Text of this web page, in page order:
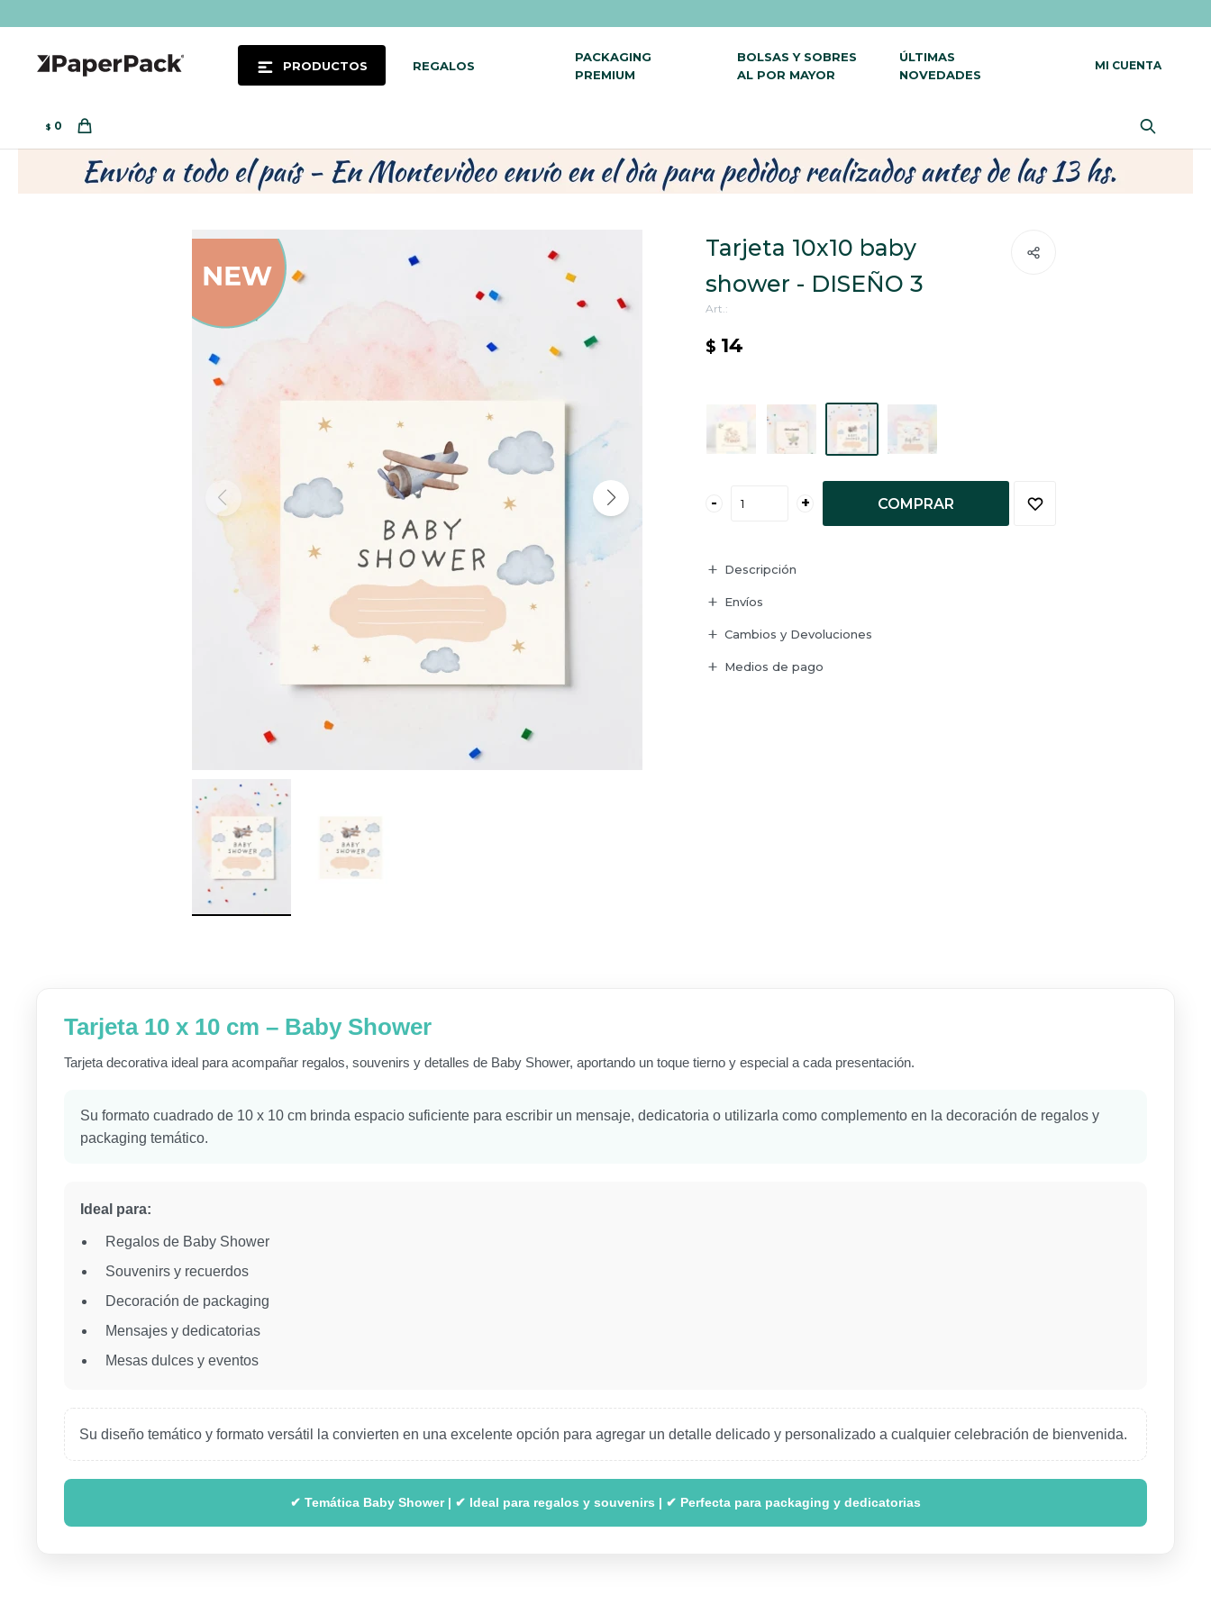
PRODUCTOS REGALOS
PACKAGING
PREMIUM
BOLSAS Y SOBRES
AL POR MAYOR
ÚLTIMAS
NOVEDADES
$ 0
Tarjeta 10x10 baby
shower - DISEÑO 3
$ 14
- + COMPRAR
Descripción
Envíos
Cambios y Devoluciones
Medios de pago
Tarjeta 10 x 10 cm – Baby Shower
Tarjeta decorativa ideal para acompañar regalos, souvenirs y detalles de Baby Shower, aportando un toque tierno y especial a cada presentación.
Su formato cuadrado de 10 x 10 cm brinda espacio suficiente para escribir un mensaje, dedicatoria o utilizarla como complemento en la decoración de regalos y
packaging temático.
Ideal para:
Regalos de Baby Shower
Souvenirs y recuerdos
Decoración de packaging
Mensajes y dedicatorias
Mesas dulces y eventos
Su diseño temático y formato versátil la convierten en una excelente opción para agregar un detalle delicado y personalizado a cualquier celebración de bienvenida.
✔ Temática Baby Shower | ✔ Ideal para regalos y souvenirs | ✔ Perfecta para packaging y dedicatorias